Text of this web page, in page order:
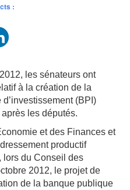
:
les sénateurs ont
à la création de la
(BPI)
les députés.
et des Finances et
productif
lors du Conseil des
2012, le projet de
de la banque publique